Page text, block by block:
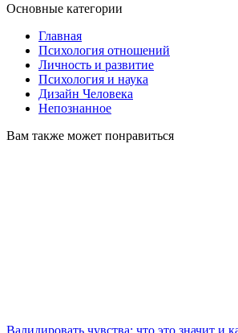
Основные категории
Главная
Психология отношений
Личность и развитие
Психология и наука
Дизайн Человека
Непознанное
Вам также может понравиться
Валидировать чувства: что это значит и